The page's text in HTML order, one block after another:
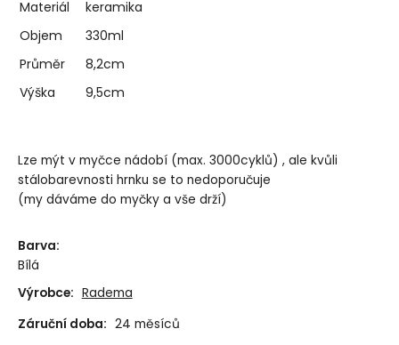
Materiál
keramika
Objem
330ml
Průměr
8,2cm
Výška
9,5cm
Lze mýt v myčce nádobí (max. 3000cyklů) , ale kvůli
stálobarevnosti hrnku se to nedoporučuje
(my dáváme do myčky a vše drží)
Barva:
Bílá
Výrobce: Radema
Záruční doba: 24 měsíců